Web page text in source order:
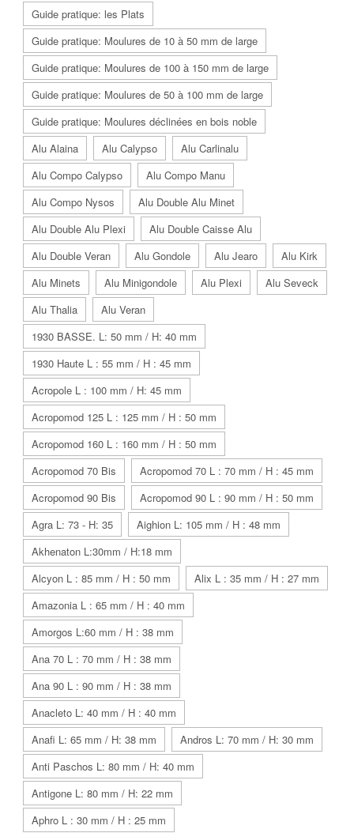
Guide pratique: les Plats
Guide pratique: Moulures de 10 à 50 mm de large
Guide pratique: Moulures de 100 à 150 mm de large
Guide pratique: Moulures de 50 à 100 mm de large
Guide pratique: Moulures déclinées en bois noble
Alu Alaina
Alu Calypso
Alu Carlinalu
Alu Compo Calypso
Alu Compo Manu
Alu Compo Nysos
Alu Double Alu Minet
Alu Double Alu Plexi
Alu Double Caisse Alu
Alu Double Veran
Alu Gondole Alu Jearo
Alu Kirk
Alu Minets
Alu Minigondole Alu Plexi
Alu Seveck
Alu Thalia
Alu Veran
1930 BASSE. L: 50 mm / H: 40 mm
1930 Haute L : 55 mm / H : 45 mm
Acropole L : 100 mm / H: 45 mm
Acropomod 125 L : 125 mm / H : 50 mm
Acropomod 160 L : 160 mm / H : 50 mm
Acropomod 70 Bis
Acropomod 70 L : 70 mm / H : 45 mm
Acropomod 90 Bis
Acropomod 90 L : 90 mm / H : 50 mm
Agra L: 73 - H: 35
Aighion L: 105 mm / H : 48 mm
Akhenaton L:30mm / H:18 mm
Alcyon L : 85 mm / H : 50 mm
Alix L : 35 mm / H : 27 mm
Amazonia L : 65 mm / H : 40 mm
Amorgos L:60 mm / H : 38 mm
Ana 70 L : 70 mm / H : 38 mm
Ana 90 L : 90 mm / H : 38 mm
Anacleto L: 40 mm / H : 40 mm
Anafi L: 65 mm / H: 38 mm
Andros L: 70 mm / H: 30 mm
Anti Paschos L: 80 mm / H: 40 mm
Antigone L: 80 mm / H: 22 mm
Aphro L : 30 mm / H : 25 mm